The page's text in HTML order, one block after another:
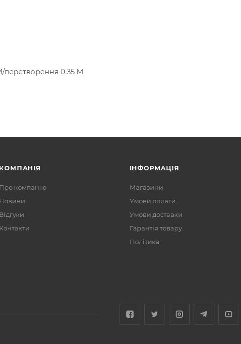
0,35 М
КОМПАНІЯ
Про компанію
Новини
Відгуки
Контакти
ІНФОРМАЦІЯ
Магазини
Умови оплати
Умови доставки
Гарантія товару
Політика